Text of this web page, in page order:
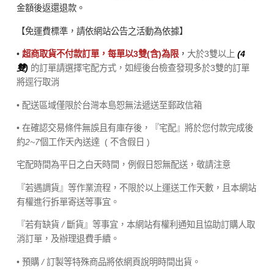
金額後返還退款。
【免運費標準，請依網站公告之活動為依據】
• 超商取貨不付款訂單，每單以3雙(含)為限， 大於3雙以上 (4
雙) 的訂單請選擇宅配方式，如經後台檢查發現多於3雙的訂單
將逕行取消
• 配送區域僅限於台灣本島恕無法遞送至郵政信箱
• 在確認交易條件無誤且有庫存後，『宅配』將於您付款完成後
約2~7個工作天內送達 ( 不含假日 )
宅配時間為平日之白天時間，例假日恕無配送，敬請注意
『若遇調貨』等作業流程，不限於以上運送工作天數，且本網站
有權進行拆單寄送等事宜。
『若有缺貨/ 斷貨』等事宜，本網站有權利通知且協助訂購人取
消訂單，及辦理退費手續。
• 預購/訂製等特殊商品將依網頁說明時間出貨。